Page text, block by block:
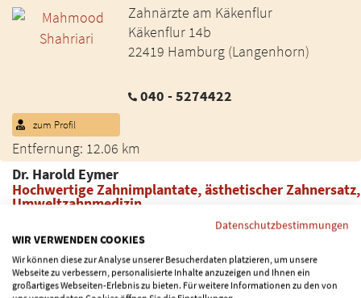
Zahnärzte am Käkenflur
Käkenflur 14b
22419 Hamburg (Langenhorn)
040 - 5274422
Entfernung: 12.06 km
zum Profil
Dr. Harold Eymer
Hochwertige Zahnimplantate, ästhetischer Zahnersatz,
Umweltzahnmedizin
Zahnarztpraxis an der Alster
Heilwigstraße 26
20249 Hamburg (Harvestehude)
Datenschutzbestimmungen
WIR VERWENDEN COOKIES
Wir können diese zur Analyse unserer Besucherdaten platzieren, um unsere
Webseite zu verbessern, personalisierte Inhalte anzuzeigen und Ihnen ein
großartiges Webseiten-Erlebnis zu bieten. Für weitere Informationen zu den von